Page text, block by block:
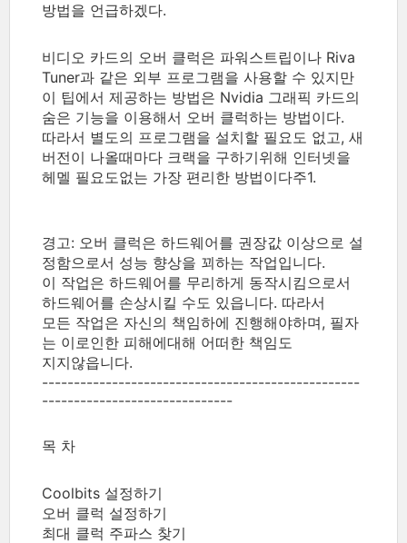
방법을 언급하겠다.
비디오 카드의 오버 클럭은 파워스트립이나 Riva
Tuner과 같은 외부 프로그램을 사용할 수 있지만
이 팁에서 제공하는 방법은 Nvidia 그래픽 카드의
숨은 기능을 이용해서 오버 클럭하는 방법이다.
따라서 별도의 프로그램을 설치할 필요도 없고, 새
버전이 나올때마다 크랙을 구하기위해 인터넷을
헤멜 필요도없는 가장 편리한 방법이다주1.
경고: 오버 클럭은 하드웨어를 권장값 이상으로 설
정함으로서 성능 향상을 꾀하는 작업입니다.
이 작업은 하드웨어를 무리하게 동작시킴으로서
하드웨어를 손상시킬 수도 있읍니다. 따라서
모든 작업은 자신의 책임하에 진행해야하며, 필자
는 이로인한 피해에대해 어떠한 책임도
지지않읍니다.
--------------------------------------------------
------------------------------
목 차
Coolbits 설정하기
오버 클럭 설정하기
최대 클럭 주파스 찾기